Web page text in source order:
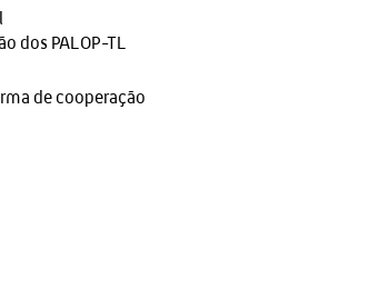
dos PALOP-TL
de cooperação